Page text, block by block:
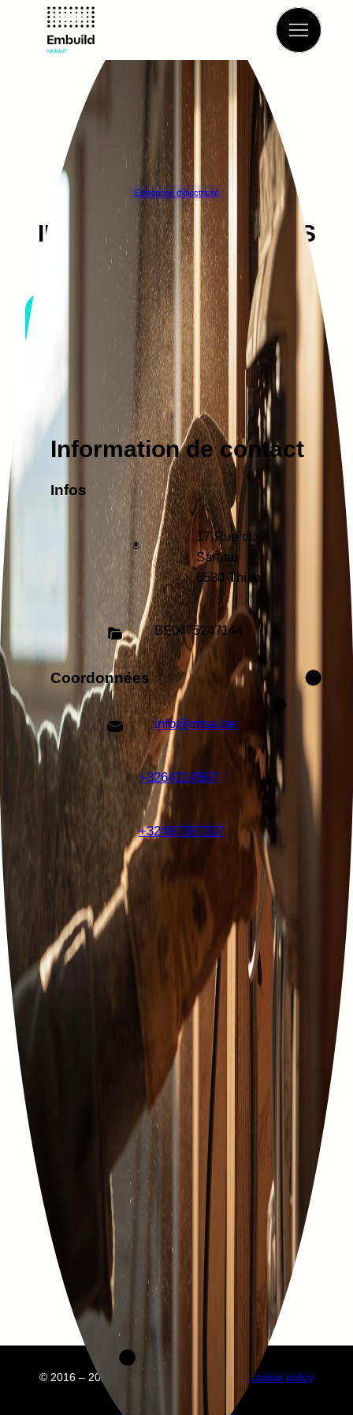
Retour à l’annuaire
Entreprise d’électricité
INDUSTRIE NOUVELLES
TECHNOLOGIES
THUIN
Information de contact
Infos
17 Rue du
Sartiau
6530 Thuin
BE0475247144
Coordonnées
info@intsa.be
+3264214567
+32497387337
© 2016 – 2025 Embuild Cookie policy